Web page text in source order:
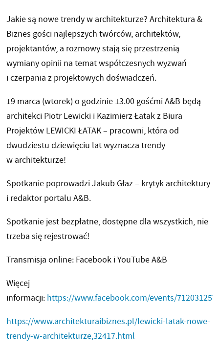
Jakie są nowe trendy w architekturze? Architektura &
Biznes gości najlepszych twórców, architektów,
projektantów, a rozmowy stają się przestrzenią
wymiany opinii na temat współczesnych wyzwań
i czerpania z projektowych doświadczeń.
19 marca (wtorek) o godzinie 13.00 gośćmi A&B będą
architekci Piotr Lewicki i Kazimierz Łatak z Biura
Projektów LEWICKI ŁATAK – pracowni, która od
dwudziestu dziewięciu lat wyznacza trendy
w architekturze!
Spotkanie poprowadzi Jakub Głaz – krytyk architektury
i redaktor portalu A&B.
Spotkanie jest bezpłatne, dostępne dla wszystkich, nie
trzeba się rejestrować!
Transmisja online: Facebook i YouTube A&B
Więcej
informacji: https://www.facebook.com/events/
https://www.architekturaibiznes.pl/lewicki-latak-nowe-
trendy-w-architekturze,32417.html